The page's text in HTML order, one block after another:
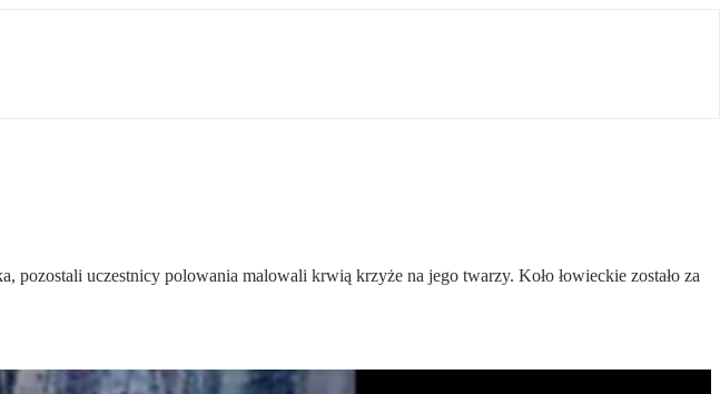
uczestnicy polowania malowali krwią krzyże na jego twarzy. Koło łowieckie zostało za